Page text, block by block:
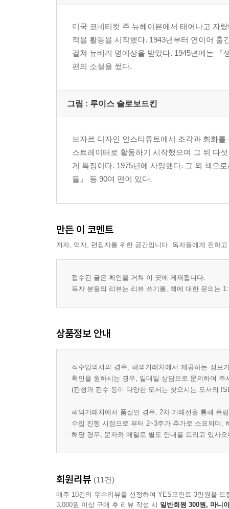
미국 코네티컷 주 뉴헤이븐에서 태어나고 자
적을 활동을 시작했다. 1943년부터 연이어
걸쳐 뉴베리 명예상을 받았다. 1945년에는 『
편의 소설을 썼다.
그림 : 루이스 슬로보드킨
보자르 디자인 인스티튜트에서 조각과 회화
스트레이터로 활동하기 시작했으며 그 뒤 다
게 특징이다. 1975년에 사망했다. 그 외 책으
들』 등 90여 편이 있다.
만든 이 코멘트
저자, 역자, 편집자를 위한 공간입니다. 독자들에게 전하
접수된 글은 확인을 거쳐 이 곳에 게재됩니다.
독자 분들의 리뷰는 리뷰 쓰기를, 책에 대한 문의는
상품정보 안내
직수입외서의 경우, 해외거래처에서 제공하는 정
확인을 원하시는 경우, 일대일 상담으로 문의하여 주
(판형과 판수 등이 다양한 도서는 찾으시는 도서의
해외거래처에서 품절인 경우, 2차 거래선을 통해 유
수입 진행 시점으로 부터 2~3주가 추가로 소요되며,
해당 경우, 문자와 메일로 별도 안내를 드리고 있사
회원리뷰 (11건)
매주 10건의 우수리뷰를 선정하여 YES포인트 3만원을 드
3,000원 이상 구매 후 리뷰 작성 시 일반회원 300원, 마니